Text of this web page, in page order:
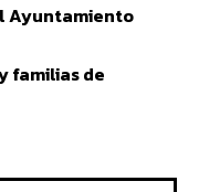
Ayuntamiento
familias de